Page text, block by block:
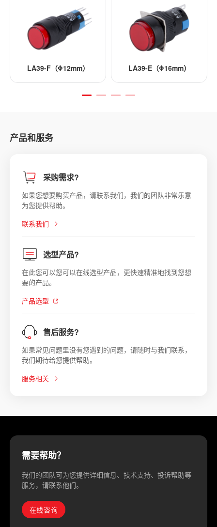
F（Φ12mm） LA39-E（Φ16mm）
产品和服务
采购需求?
如果您想要购买产品，请联系我们，我们的团队非常乐意
为您提供帮助。
联系我们
选型产品?
在此您可以您可以在线选型产品，更快速精准地找到您想
要的产品。
产品选型
售后服务?
如果常见问题里没有您遇到的问题，请随时与我们联系，
我们期待给您提供帮助。
服务相关
需要帮助？
我们的团队可为您提供详细信息、技术支持、投诉帮助等
服务，请联系他们。
在线咨询